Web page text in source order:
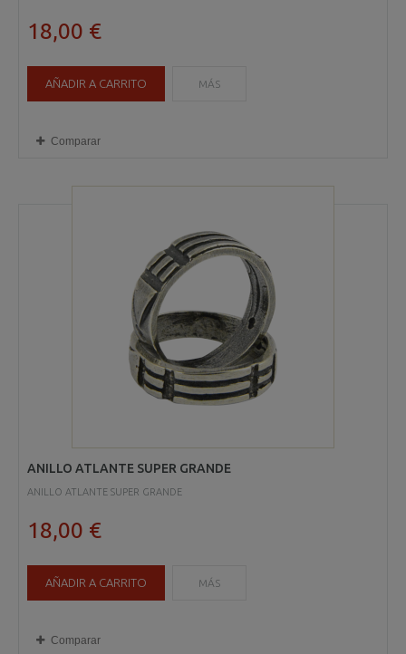
18,00 €
AÑADIR A CARRITO MÁS
Comparar
ANILLO ATLANTE SUPER GRANDE
ANILLO ATLANTE SUPER GRANDE
18,00 €
AÑADIR A CARRITO MÁS
Comparar